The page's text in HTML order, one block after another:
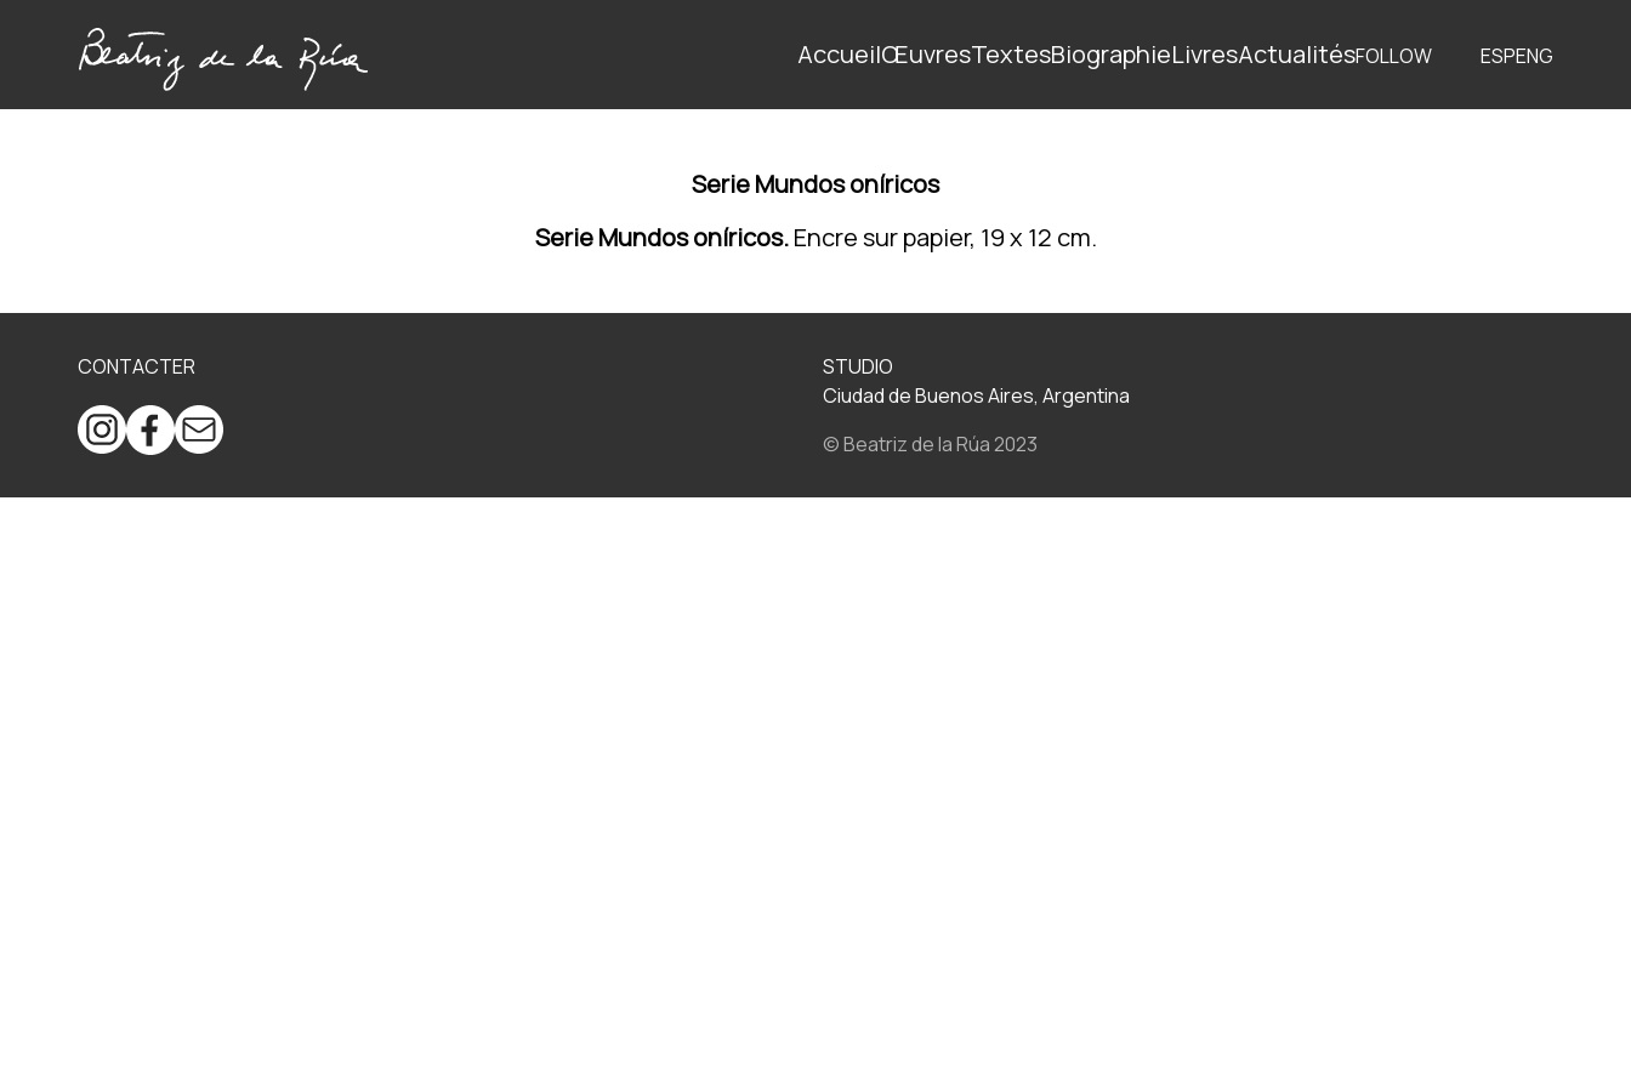
AccueilŒuvresTextesBiographieLivresActualitésFOLLOW ESPENG
Serie Mundos oníricos
Serie Mundos oníricos.Encre sur papier, 19 x 12 cm.
CONTACTER
STUDIO
Ciudad de Buenos Aires, Argentina
© Beatriz de la Rúa 2023